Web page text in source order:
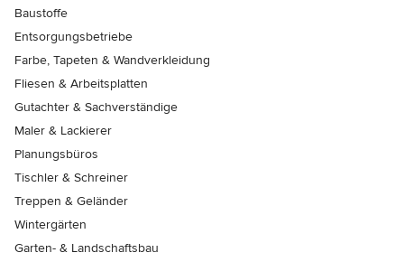
Baustoffe
Entsorgungsbetriebe
Farbe, Tapeten & Wandverkleidung
Fliesen & Arbeitsplatten
Gutachter & Sachverständige
Maler & Lackierer
Planungsbüros
Tischler & Schreiner
Treppen & Geländer
Wintergärten
Garten- & Landschaftsbau